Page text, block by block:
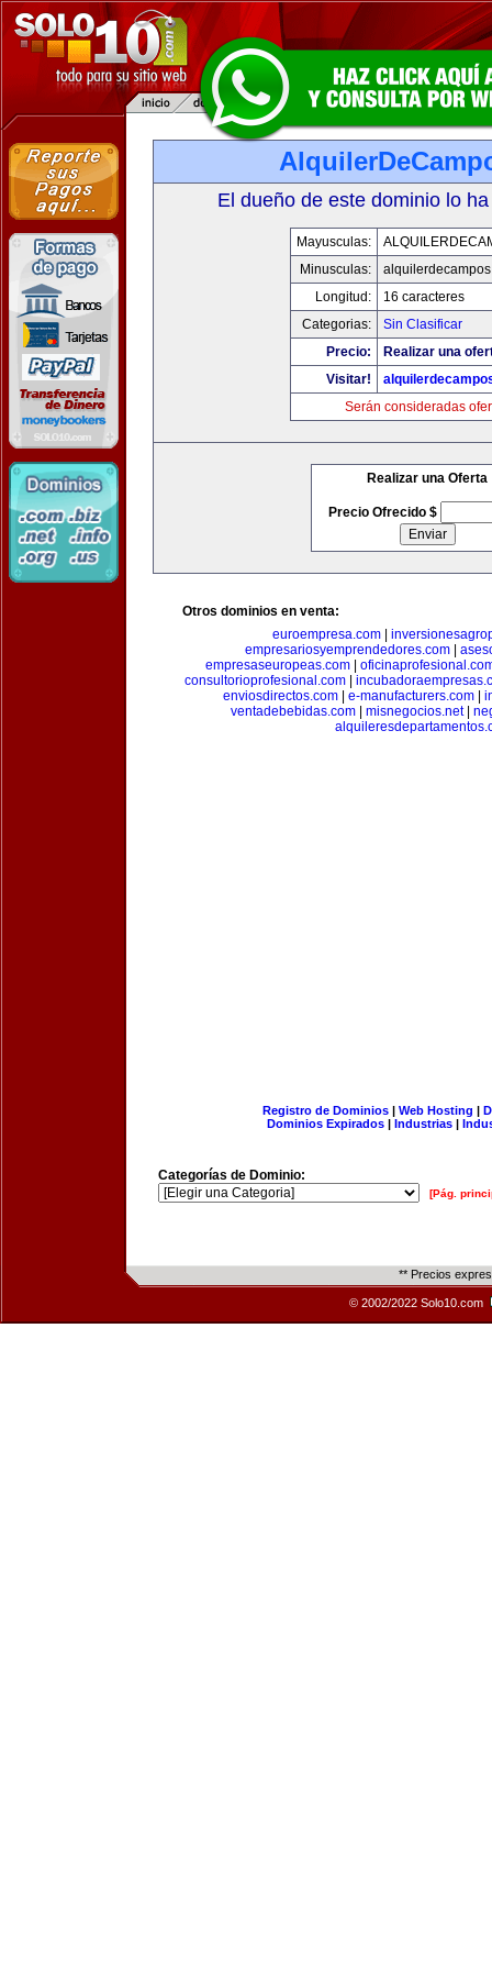
El dueño de este dominio lo
Mayusculas:
Minusculas:
Longitud:
16 caracteres
Categorias:
Sin Clasificar
Precio:
Realizar una
Visitar!
Serán consideradas
Realizar una Oferta
Precio Ofrecido $
Otros dominios en venta:
euroempresa.com
empresariosyemprendedores.com
empresaseuropeas.com
consultorioprofesional.com
enviosdirectos.com
e-manufacturers.com
ventadebebidas.com| misnegocios.net|
Registro de Dominios| Web Hosting |
Dominios Expirados | Industrias |
Categorías de Dominio:
[Pág.
** Precios
© 2002/2022 Solo10.com